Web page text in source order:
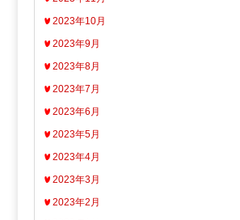
2023年10月
2023年9月
2023年8月
2023年7月
2023年6月
2023年5月
2023年4月
2023年3月
2023年2月